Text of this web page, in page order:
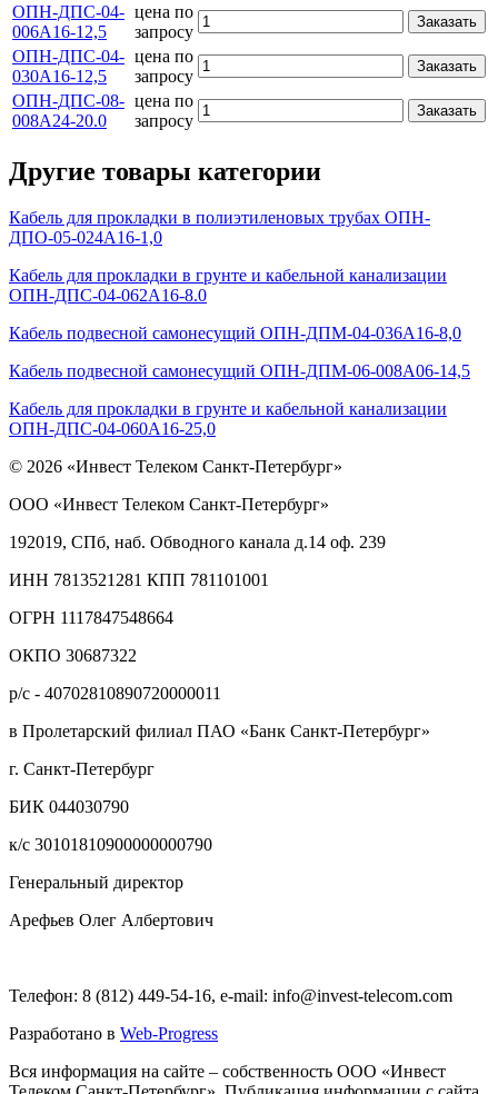
ОПН-ДПС-04-
006А16-12,5
цена по
запросу
Заказать
ОПН-ДПС-04-
030А16-12,5
цена по
запросу
Заказать
ОПН-ДПС-08-
008А24-20.0
цена по
запросу
Заказать
Другие товары категории
Кабель для прокладки в полиэтиленовых трубах ОПН-
ДПО-05-024А16-1,0
Кабель для прокладки в грунте и кабельной канализации
ОПН-ДПС-04-062А16-8.0
Кабель подвесной самонесущий ОПН-ДПМ-04-036А16-8,0
Кабель подвесной самонесущий ОПН-ДПМ-06-008А06-14,5
Кабель для прокладки в грунте и кабельной канализации
ОПН-ДПС-04-060А16-25,0
© 2026 «Инвест Телеком Санкт-Петербург»
ООО «Инвест Телеком Санкт-Петербург»
192019, СПб, наб. Обводного канала д.14 оф. 239
ИНН 7813521281 КПП 781101001
ОГРН 1117847548664
ОКПО 30687322
р/с - 40702810890720000011
в Пролетарский филиал ПАО «Банк Санкт-Петербург»
г. Санкт-Петербург
БИК 044030790
к/с 30101810900000000790
Генеральный директор
Арефьев Олег Албертович
Телефон: 8 (812) 449-54-16, e-mail: info@invest-telecom.com
Разработано в Web-Progress
Вся информация на сайте – собственность ООО «Инвест